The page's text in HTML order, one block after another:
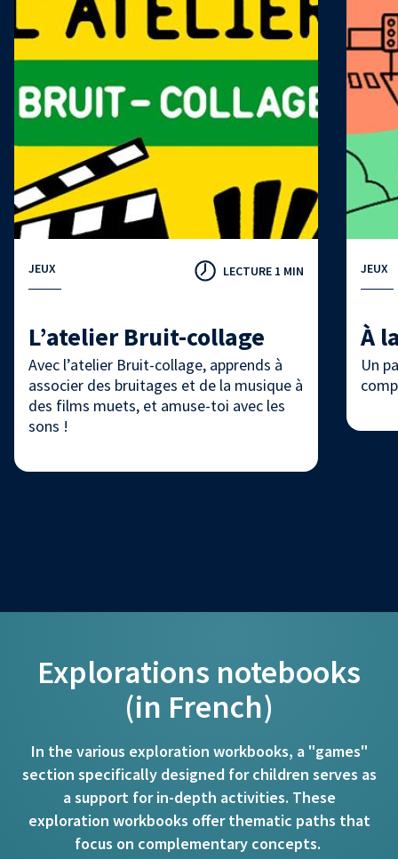
JEUX LECTURE 1 MIN
L’atelier Bruit-collage
Avec l’atelier Bruit-collage, apprends à
associer des bruitages et de la musique à
des films muets, et amuse-toi avec les
sons !
JEUX
À
Un
Explorations notebooks
(in French)
In the various exploration workbooks, a "games"
section specifically designed for children serves as
a support for in-depth activities. These
exploration workbooks offer thematic paths that
focus on complementary concepts.